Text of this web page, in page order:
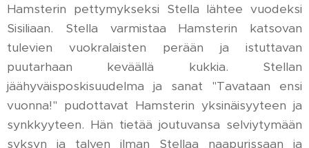
Hamsterin pettymykseksi Stella lähtee vuodeksi
Sisiliaan. Stella varmistaa Hamsterin katsovan
tulevien vuokralaisten perään ja istuttavan
puutarhaan keväällä kukkia. Stellan
jäähyväisposkisuudelma ja sanat "Tavataan ensi
vuonna!" pudottavat Hamsterin yksinäisyyteen ja
synkkyyteen. Hän tietää joutuvansa selviytymään
syksyn ja talven ilman Stellaa naapurissaan ja